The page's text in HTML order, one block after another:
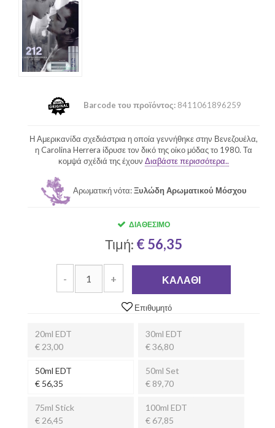
Barcode του προϊόντος:8411061896259
Η Αμερικανίδα σχεδιάστρια η οποία γεννήθηκε στην Βενεζουέλα,
η Carolina Herrera ίδρυσε τον δικό της οίκο μόδας το 1980. Τα
κομψά σχέδιά της έχουν Διαβάστε περισσότερα..
Αρωματική νότα:Ξυλώδη Αρωματικού Μόσχου
ΔΙΑΘΈΣΙΜΟ
Τιμή: € 56,35
- + ΚΑΛΆΘΙ
Επιθυμητό
20ml EDT
€ 23,00
30ml EDT
€ 36,80
50ml EDT
€ 56,35
50ml Set
€ 89,70
75ml Stick
€ 26,45
100ml EDT
€ 67,85